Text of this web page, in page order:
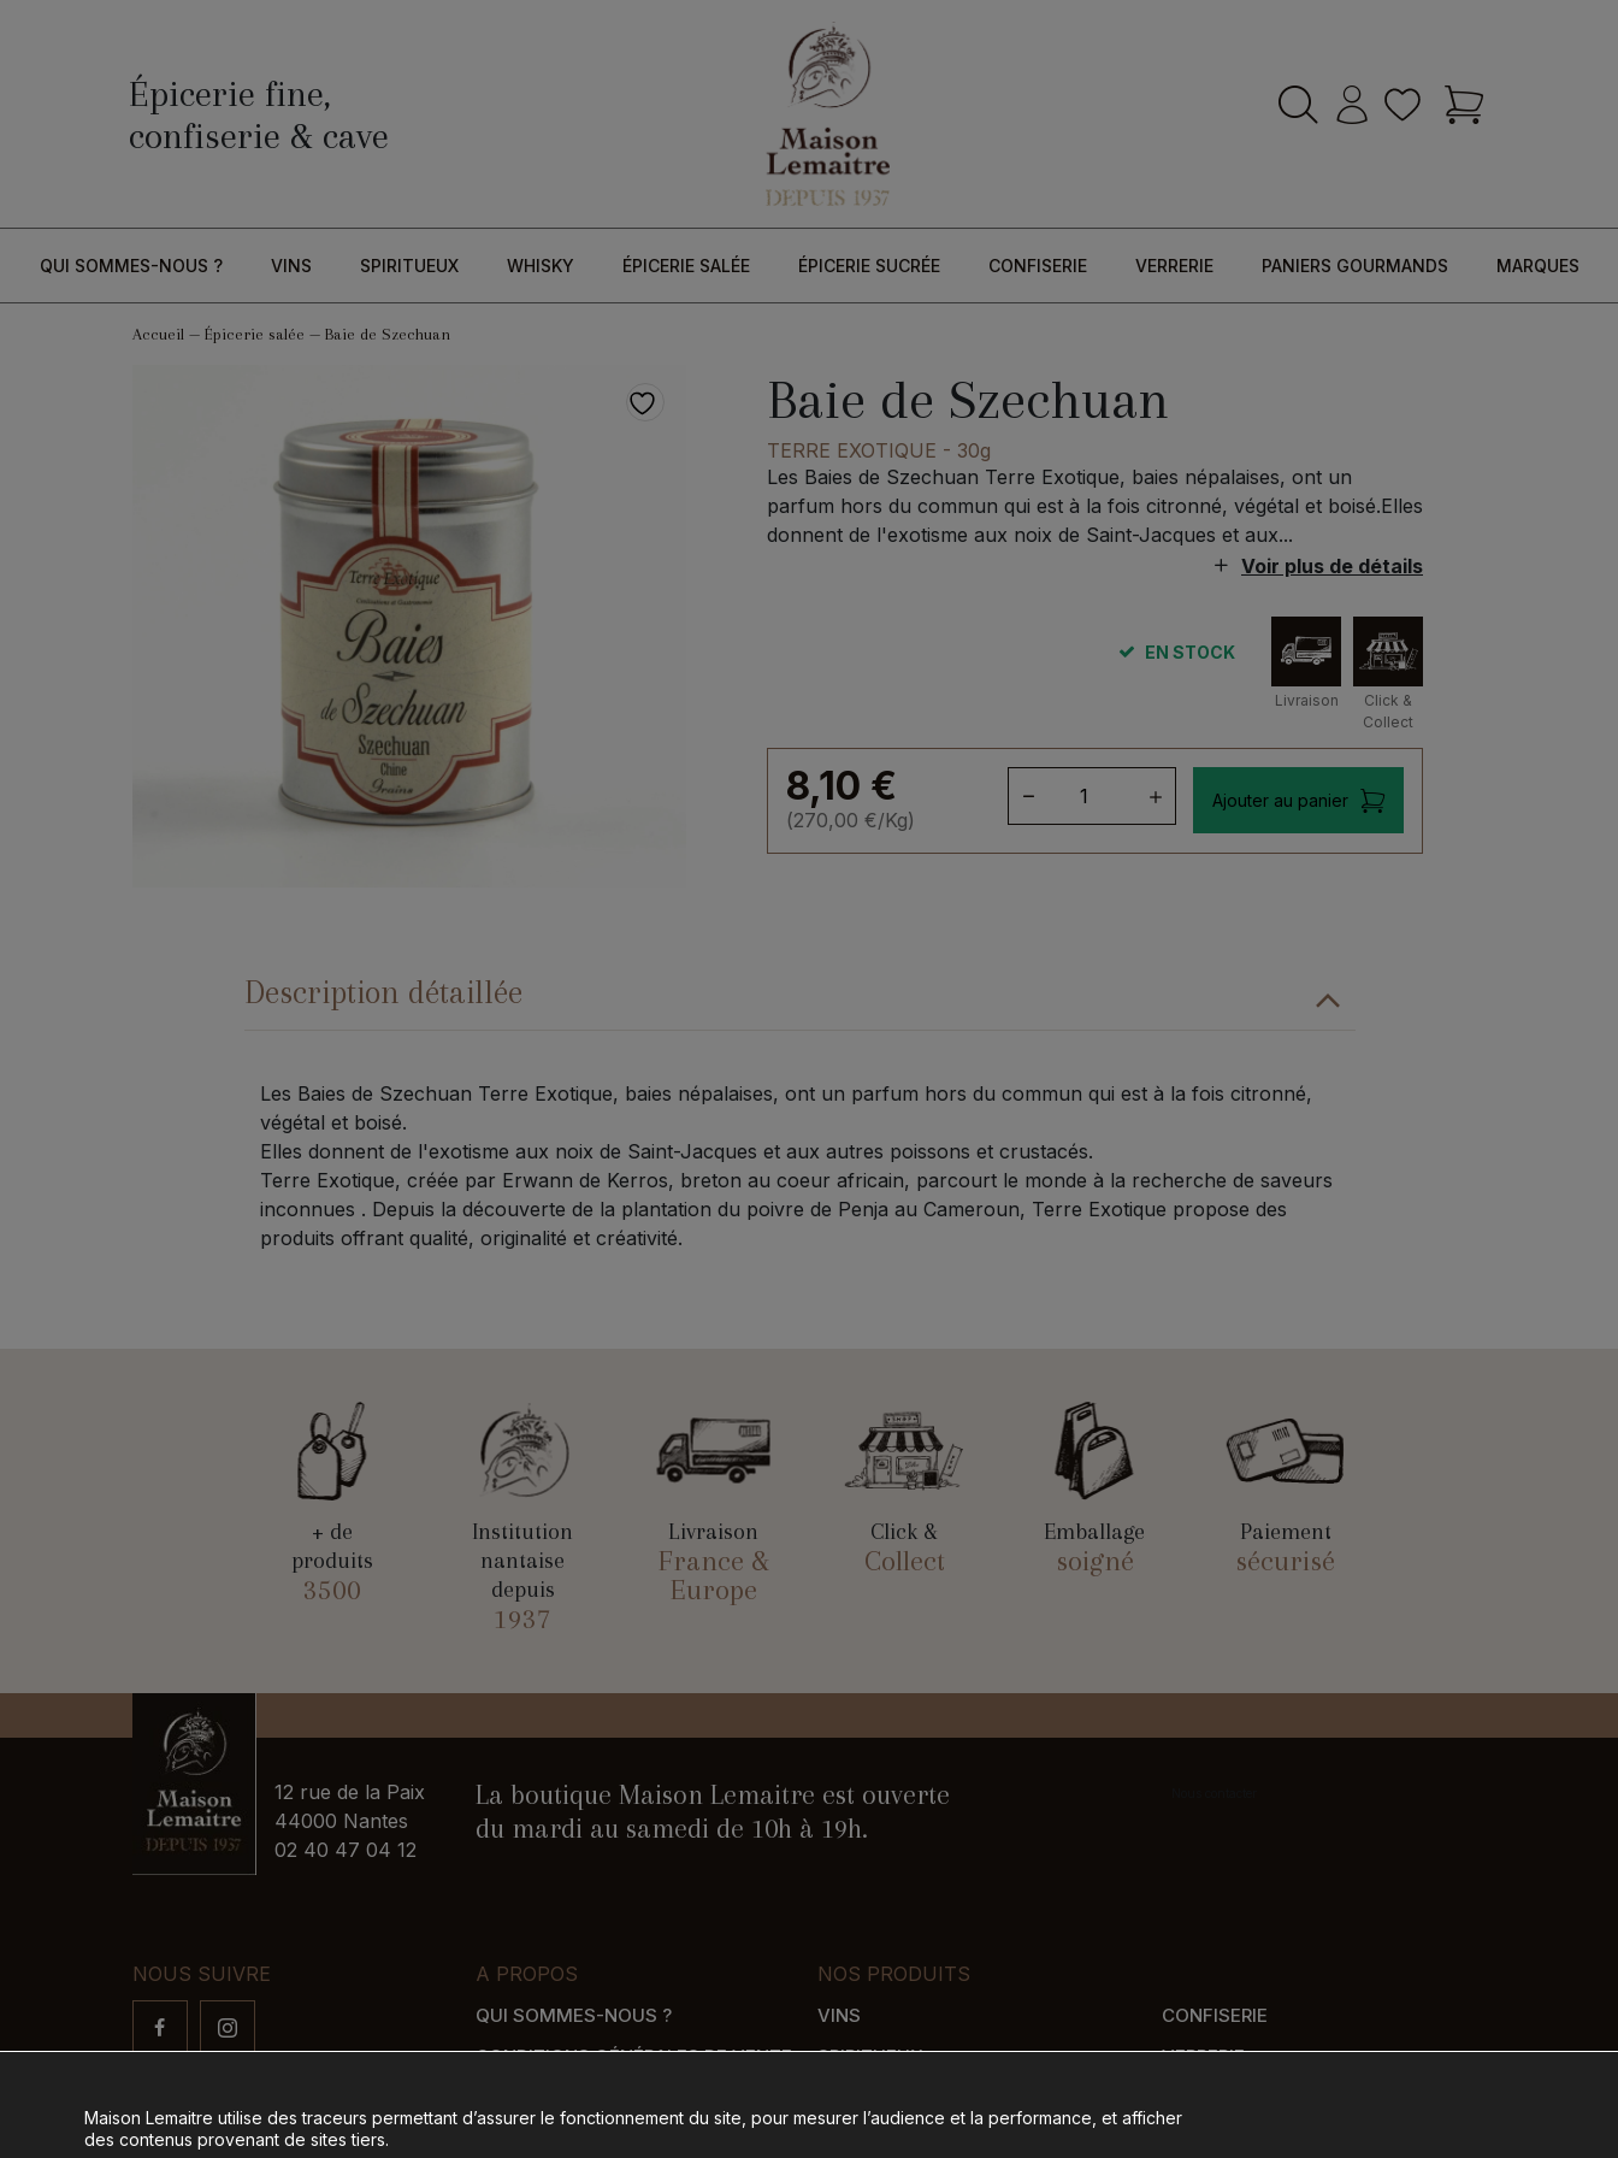
Épicerie fine,
confiserie & cave
QUI SOMMES-NOUS ? VINS SPIRITUEUX WHISKY ÉPICERIE SALÉE ÉPICERIE SUCRÉE CONFISERIE VERRERIE PANIERS GOURMANDS MARQUES
Accueil— Épicerie salée — Baie de Szechuan
Baie de Szechuan
TERRE EXOTIQUE - 30g
Les Baies de Szechuan Terre Exotique, baies népalaises, ont un
parfum hors du commun qui est à la fois citronné, végétal et boisé.Elles
donnent de l'exotisme aux noix de Saint-Jacques et aux...
Voir plus de détails
EN STOCK
Livraison
Click &
Collect
8,10 €
(270,00 €/Kg)
Ajouter au panier
Description détaillée
Les Baies de Szechuan Terre Exotique, baies népalaises, ont un parfum hors du commun qui est à la fois citronné,
végétal et boisé.
Elles donnent de l'exotisme aux noix de Saint-Jacques et aux autres poissons et crustacés.
Terre Exotique, créée par Erwann de Kerros, breton au coeur africain, parcourt le monde à la recherche de saveurs
inconnues . Depuis la découverte de la plantation du poivre de Penja au Cameroun, Terre Exotique propose des
produits offrant qualité, originalité et créativité.
+ de
produits
3500
Institution
nantaise
depuis
1937
Livraison
France &
Europe
Click &
Collect
Emballage
soigné
Paiement
sécurisé
12 rue de la Paix
44000 Nantes
02 40 47 04 12
La boutique Maison Lemaitre est ouverte
du mardi au samedi de 10h à 19h.
NOUS SUIVRE A PROPOS
QUI SOMMES-NOUS ?
CONDITIONS GÉNÉRALES DE VENTE
NOS PRODUITS
VINS
SPIRITUEUX
CONFISERIE
VERRERIE
Maison Lemaitre utilise des traceurs permettant d’assurer le fonctionnement du site, pour mesurer l’audience et la performance, et afficher
des contenus provenant de sites tiers.